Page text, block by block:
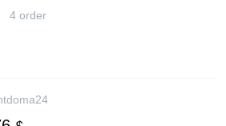
4 order